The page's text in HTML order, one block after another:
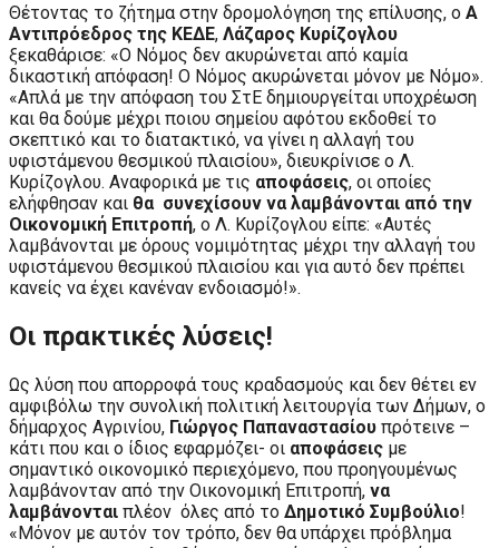
Θέτοντας το ζήτημα στην δρομολόγηση της επίλυσης, ο Α
Αντιπρόεδρος της ΚΕΔΕ, Λάζαρος Κυρίζογλου
ξεκαθάρισε: «Ο Νόμος δεν ακυρώνεται από καμία
δικαστική απόφαση! Ο Νόμος ακυρώνεται μόνον με Νόμο».
«Απλά με την απόφαση του ΣτΕ δημιουργείται υποχρέωση
και θα δούμε μέχρι ποιου σημείου αφότου εκδοθεί το
σκεπτικό και το διατακτικό, να γίνει η αλλαγή του
υφιστάμενου θεσμικού πλαισίου», διευκρίνισε ο Λ.
Κυρίζογλου. Αναφορικά με τις αποφάσεις, οι οποίες
ελήφθησαν και θα συνεχίσουν να λαμβάνονται από την
Οικονομική Επιτροπή, ο Λ. Κυρίζογλου είπε: «Αυτές
λαμβάνονται με όρους νομιμότητας μέχρι την αλλαγή του
υφιστάμενου θεσμικού πλαισίου και για αυτό δεν πρέπει
κανείς να έχει κανέναν ενδοιασμό!».
Οι πρακτικές λύσεις!
Ως λύση που απορροφά τους κραδασμούς και δεν θέτει εν
αμφιβόλω την συνολική πολιτική λειτουργία των Δήμων, ο
δήμαρχος Αγρινίου, Γιώργος Παπαναστασίου πρότεινε –
κάτι που και ο ίδιος εφαρμόζει- οι αποφάσεις με
σημαντικό οικονομικό περιεχόμενο, που προηγουμένως
λαμβάνονταν από την Οικονομική Επιτροπή, να
λαμβάνονται πλέον όλες από το Δημοτικό Συμβούλιο!
«Μόνον με αυτόν τον τρόπο, δεν θα υπάρχει πρόβλημα